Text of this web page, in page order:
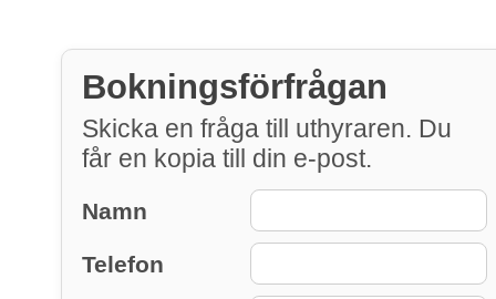
Bokningsförfrågan
Skicka en fråga till uthyraren. Du
får en kopia till din e-post.
Namn
Telefon